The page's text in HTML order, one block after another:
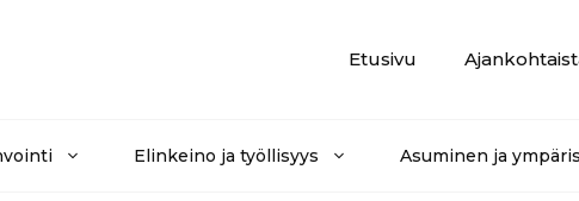
Etusivu
Elinkeino ja työllisyys Asuminen ja